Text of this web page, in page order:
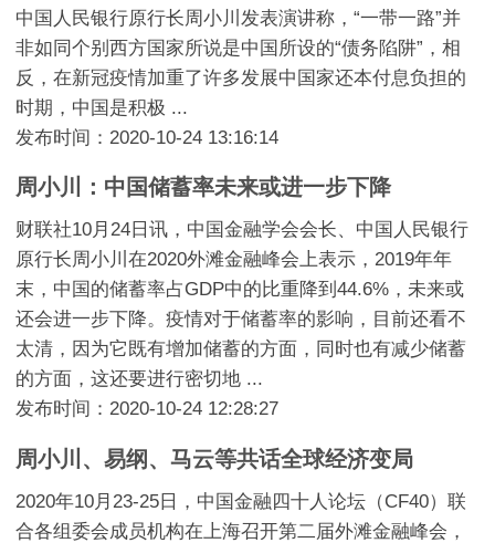
中国人民银行原行长周小川发表演讲称，“一带一路”并
非如同个别西方国家所说是中国所设的“债务陷阱”，相
反，在新冠疫情加重了许多发展中国家还本付息负担的
时期，中国是积极 ...
发布时间：2020-10-24 13:16:14
周小川：中国储蓄率未来或进一步下降
财联社10月24日讯，中国金融学会会长、中国人民银行
原行长周小川在2020外滩金融峰会上表示，2019年年
末，中国的储蓄率占GDP中的比重降到44.6%，未来或
还会进一步下降。疫情对于储蓄率的影响，目前还看不
太清，因为它既有增加储蓄的方面，同时也有减少储蓄
的方面，这还要进行密切地 ...
发布时间：2020-10-24 12:28:27
周小川、易纲、马云等共话全球经济变局
2020年10月23-25日，中国金融四十人论坛（CF40）联
合各组委会成员机构在上海召开第二届外滩金融峰会，